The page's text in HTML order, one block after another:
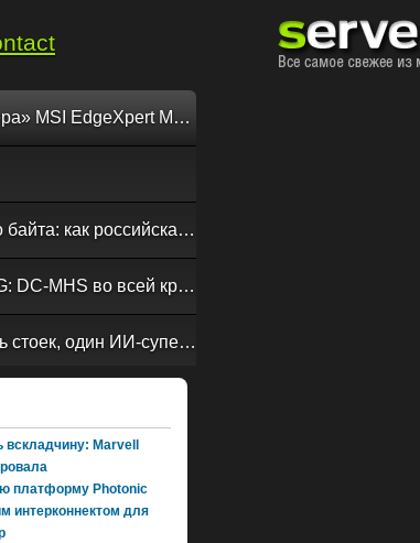
Обзор «малолитражного суперкомпьютера» MSI EdgeXpert MS-C931
Своевременная доставка до последнего байта: как российская сеть Curator CDN совмещает скорость, безопасность и гибкость управления
Обзор сервера ASUS RS720A-E13-RS8G: DC-MHS во всей красе
NVIDIA Vera Rubin POD: семь чипов, пять стоек, один ИИ-суперкомпьютер
вскладчину: Marvell
платформу Photonic
интерконнектом для